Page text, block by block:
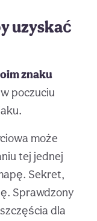
uzyskać
znaku
poczuciu
może
tej jednej
Sekret,
Sprawdzony
dla